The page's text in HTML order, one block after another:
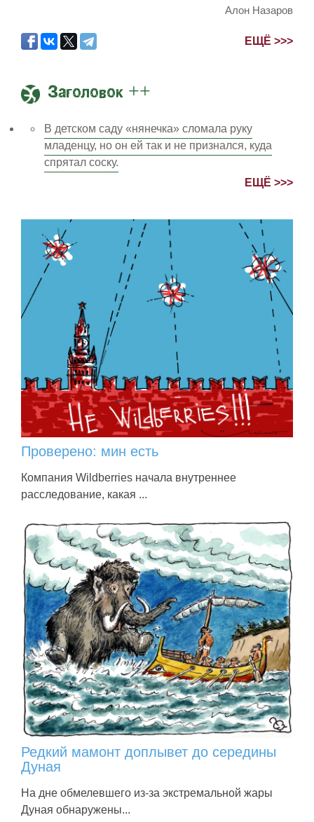
Алон Назаров
ЕЩЁ >>>
Заголовок ++
В детском саду «нянечка» сломала руку
младенцу, но он ей так и не признался, куда
спрятал соску.
ЕЩЁ >>>
Проверено: мин есть
Компания Wildberries начала внутреннее
расследование, какая ...
Редкий мамонт доплывет до середины
Дуная
На дне обмелевшего из-за экстремальной жары
Дуная обнаружены...